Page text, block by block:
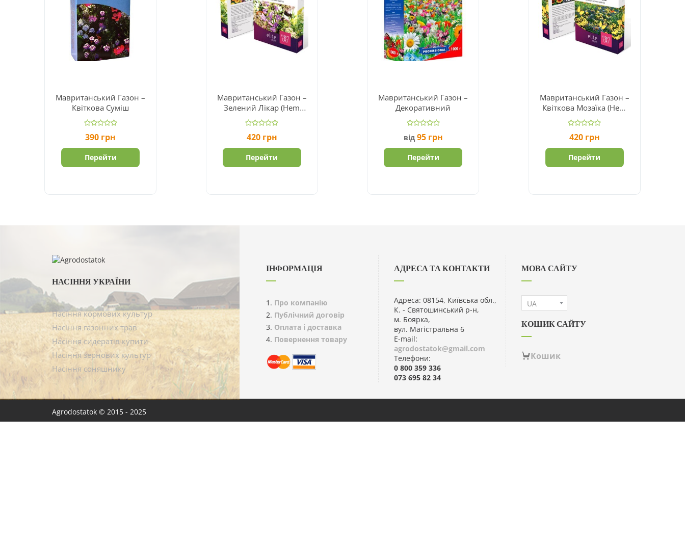
Мавританський Газон –
Квіткова Суміш
390 грн
Перейти
Мавританський Газон –
Зелений Лікар (Hem
Zaden BV)
420 грн
Перейти
Мавританський Газон –
Декоративний
від 95 грн
Перейти
Мавританський Газон –
Квіткова Мозаїка (Hem
Zaden BV)
420 грн
Перейти
НАСІННЯ УКРАЇНИ
Насіння кормових культур
Насіння газонних трав
Насіння сидератів купити
Насіння зернових культур
Насіння соняшнику
ІНФОРМАЦІЯ
Про компанію
Публічний договір
Оплата і доставка
Повернення товару
АДРЕСА ТА КОНТАКТИ
Адреса: 08154, Київська обл.,
К. - Святошинський р-н,
м. Боярка,
вул. Магістральна 6
E-mail:
agrodostatok@gmail.com
Телефони:
0 800 359 336
073 695 82 34
МОВА САЙТУ
КОШИК САЙТУ
Кошик
Agrodostatok © 2015 - 2025